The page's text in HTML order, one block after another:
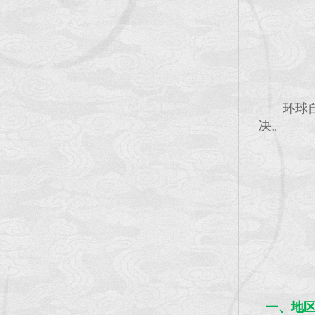
环球
决。
一、地